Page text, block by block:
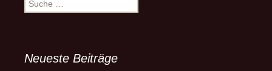
nach:
Neueste Beiträge